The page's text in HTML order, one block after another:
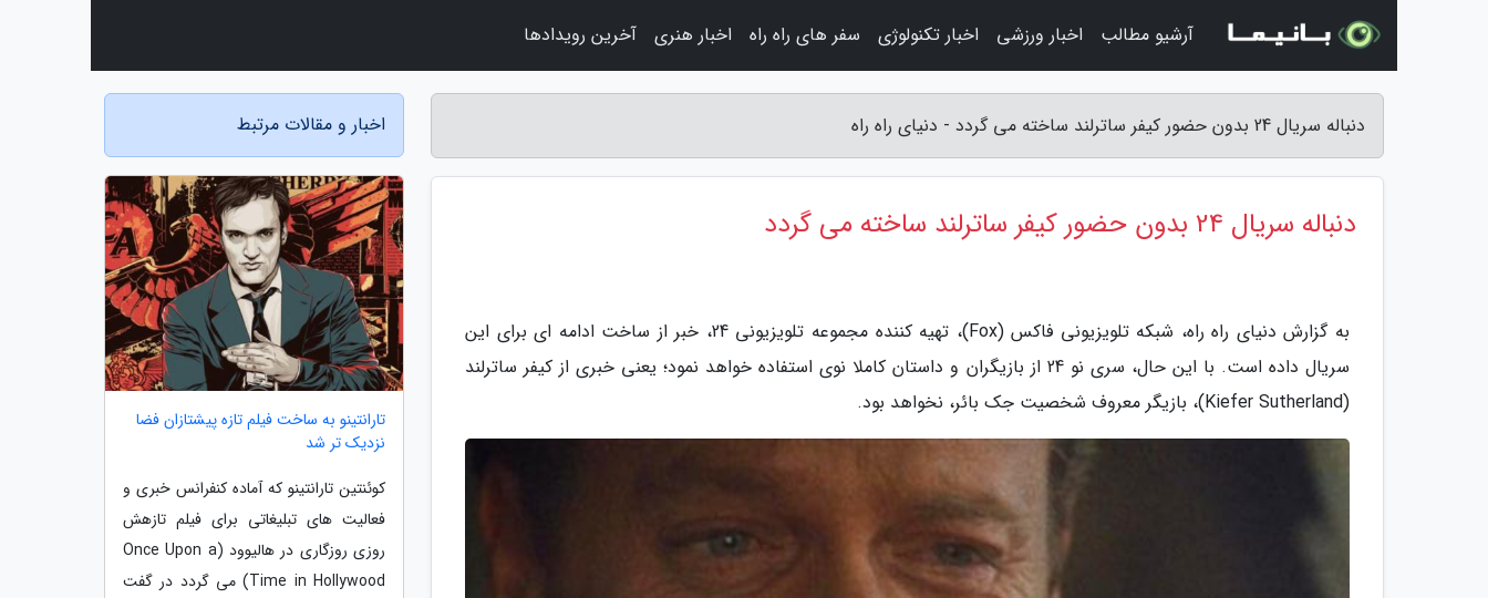
دنباله سریال 24 بدون حضور کیفر ساترلند ساخته می گردد - دنیای راه راه
دنباله سریال 24 بدون حضور کیفر ساترلند ساخته می گردد
به گزارش دنیای راه راه، شبکه تلویزیونی فاکس (Fox)، تهیه کننده مجموعه تلویزیونی 24، خبر از ساخت ادامه ای برای این
سریال داده است. با این حال، سری نو 24 از بازیگران و داستان کاملا نوی استفاده خواهد نمود؛ یعنی خبری از کیفر ساترلند
(Kiefer Sutherland)، بازیگر معروف شخصیت جک بائر، نخواهد بود.
اخبار و مقالات مرتبط
تارانتینو به ساخت فیلم تازه پیشتازان فضا
نزدیک تر شد
کوئنتین تارانتینو که آماده کنفرانس خبری و
فعالیت های تبلیغاتی برای فیلم تازهش
روزی روزگاری در هالیوود (Once Upon a
Time in Hollywood) می گردد در گفت
آرشیو مطالب اخبار ورزشی اخبار تکنولوژی سفر های راه راه اخبار هنری آخرین رویدادها